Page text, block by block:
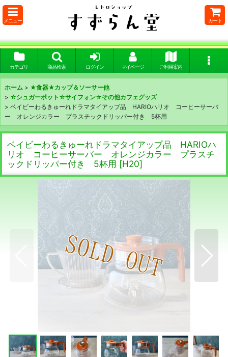
メニュー カート
カテゴリ 商品検索 ログイン マイページ ご利用案内
ホーム > ★食器★カップ＆ソーサー他
> ☆シュガーポット☆サイフォン☆その他カフェグッズ
> ベイビーわるきゅーれドラマタイアップ品 HARIOハリオ コーヒーサーバ
ー オレンジカラー プラスチックドリッパー付き 5杯用
ベイビーわるきゅーれドラマタイアップ品 HARIOハ
リオ コーヒーサーバー オレンジカラー プラスチ
ックドリッパー付き 5杯用 [H20]